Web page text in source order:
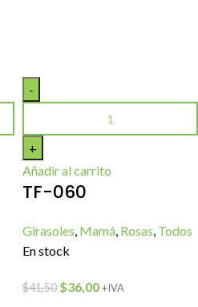
Añadir al carrito
TF-060
Girasoles, Mamá, Rosas, Todos
En stock
$41,50 $36,00+IVA